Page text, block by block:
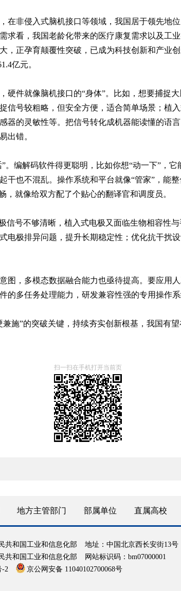
在非侵入式脑机接口等领域，我国居于领先地
求看，我国老龄化带来的医疗康复需求以及工
，正孕育颠覆性突破，已成为科技创新和产业
亿元。
硬件就像脑机接口的“身体”。比如，想要捕捉
信号较粗略，但安全方便，适合简单场景；植
器的灵敏性等。把信号转化成机器能读懂的语
出错。
。编解码软件得更聪明，比如你想“动一下”，
也不混乱。操作系统和平台就像“管家”，能
，就像给双方配了个贴心的翻译官和调度员。
信号不够清晰，植入式电极又面临生物相容性
电极排异问题，提升长期稳定性；优化抗干扰
图，多模态数据融合能力也亟待提高。要应用
多任务处理能力，研发兼容性强的专用操作
施”的突破关键，持续夯实创新根基，我国有
扫一扫在手机打开当前页
地方主管部门 部属单位 直属高校
共和国工业和信息化部 地址：中国北京西长安街13号
共和国工业和信息化部
网站标识码：bm07000001
-2
京公网安备 11040102700068号